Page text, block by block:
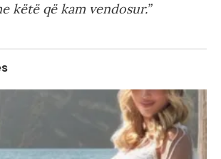
këtë që kam vendosur.”